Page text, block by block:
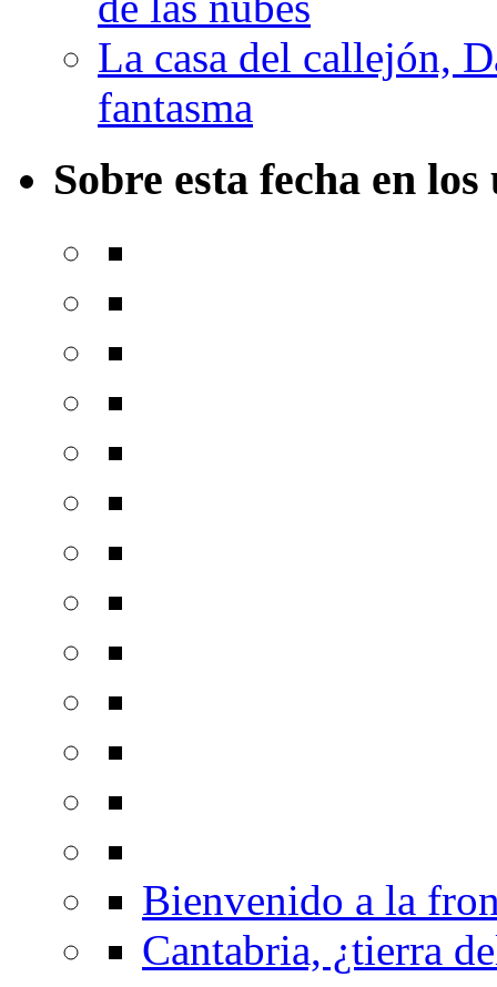
La casa del callejón,
fantasma
Sobre esta fecha en
Bienvenido a la
Cantabria, ¿tierra